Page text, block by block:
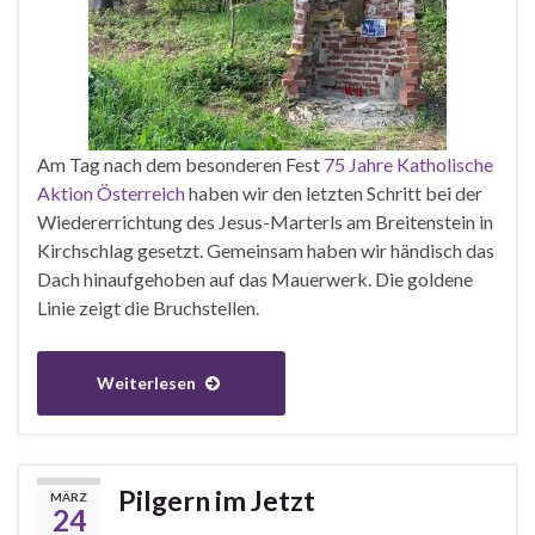
Am Tag nach dem besonderen Fest 75 Jahre Katholische
Aktion Österreichhaben wir den letzten Schritt bei der
Wiedererrichtung des Jesus-Marterls am Breitenstein in
Kirchschlag gesetzt. Gemeinsam haben wir händisch das
Dach hinaufgehoben auf das Mauerwerk. Die goldene
Linie zeigt die Bruchstellen.
Weiterlesen
MÄRZ
24
Pilgern im Jetzt